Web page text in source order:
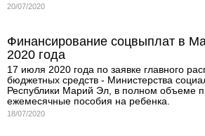
20/07/2020
Финансирование соцвыплат в
2020 года
17 июля 2020 года по заявке главного
бюджетных средств - Министерства
Республики Марий Эл, в полном объеме
ежемесячные пособия на ребенка.
18/07/2020